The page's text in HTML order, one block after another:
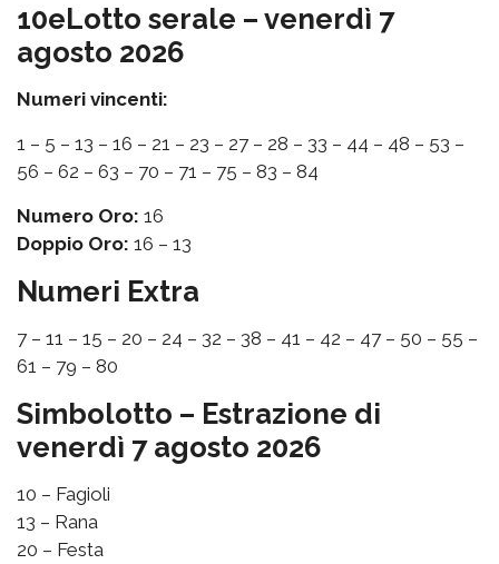
10eLotto serale – venerdì 7
agosto 2026
Numeri vincenti:
1 – 5 – 13 – 16 – 21 – 23 – 27 – 28 – 33 – 44 – 48 – 53 –
56 – 62 – 63 – 70 – 71 – 75 – 83 – 84
Numero Oro: 16
Doppio Oro: 16 – 13
Numeri Extra
7 – 11 – 15 – 20 – 24 – 32 – 38 – 41 – 42 – 47 – 50 – 55 –
61 – 79 – 80
Simbolotto – Estrazione di
venerdì 7 agosto 2026
10 – Fagioli
13 – Rana
20 – Festa